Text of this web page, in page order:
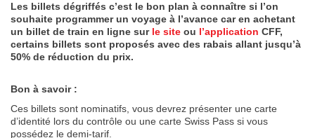
Les billets dégriffés c’est le bon plan à connaître si l’on
souhaite programmer un voyage à l’avance car en achetant
un billet de train en ligne sur le site ou l’application CFF,
certains billets sont proposés avec des rabais allant jusqu’à
50% de réduction du prix.
Bon à savoir :
Ces billets sont nominatifs, vous devrez présenter une carte
d’identité lors du contrôle ou une carte Swiss Pass si vous
possédez le demi-tarif.